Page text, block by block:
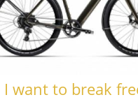
I want to break